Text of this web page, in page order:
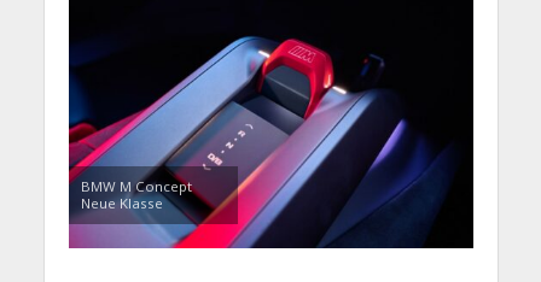
BMW M Concept
Neue Klasse